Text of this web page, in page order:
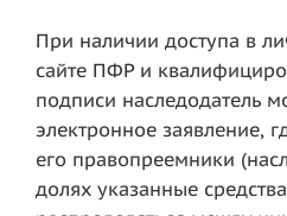
При наличии доступа в
сайте ПФР и
подписи наследодатель
электронное заявление,
его правопреемники
долях указанные